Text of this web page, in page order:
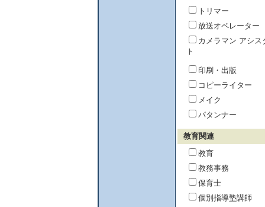
トリマー
放送オペレーター
カメラマン アシス
ト
印刷・出版
コピーライター
メイク
パタンナー
教育関連
教育
教務事務
保育士
個別指導塾講師